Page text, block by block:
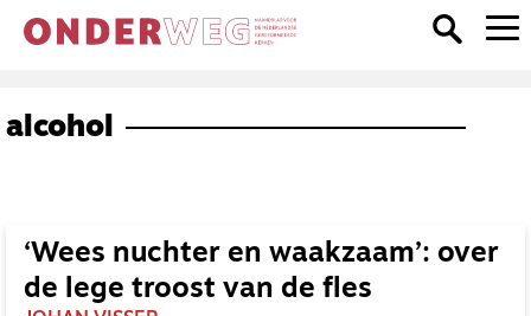
alcohol
‘Wees nuchter en waakzaam’: over
de lege troost van de fles